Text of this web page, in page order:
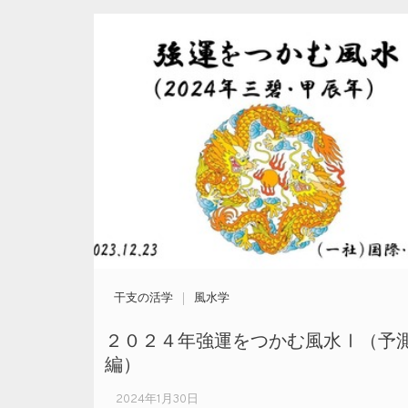
干支の活学 風水学
２０２４年強運をつかむ風水Ⅰ（予
編）
2024年1月30日